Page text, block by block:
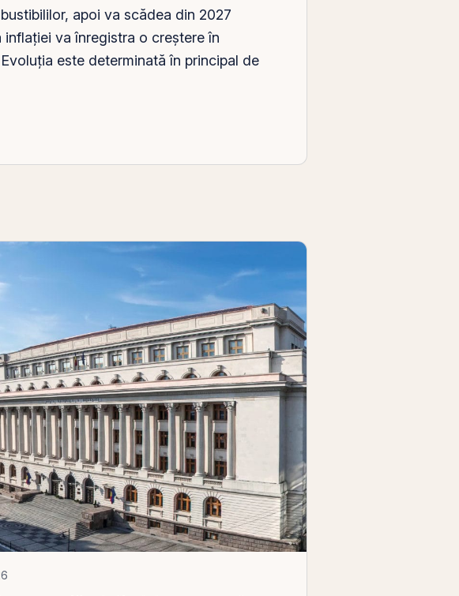
apoi va scădea din 2027
va înregistra o creștere în
este determinată în principal de